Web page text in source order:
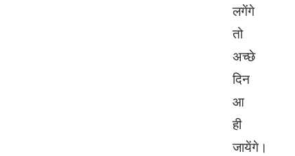
लगेंगे
तो
अच्छे
दिन
आ
ही
जायेंगे।